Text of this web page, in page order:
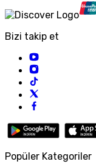
Bizi takip et
Popüler Kategoriler